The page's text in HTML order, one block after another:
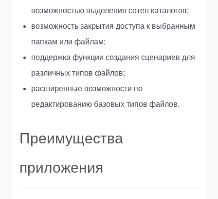
возможностью выделения сотен каталогов;
возможность закрытия доступа к выбранным
папкам или файлам;
поддержка функции создания сценариев для
различных типов файлов;
расширенные возможности по
редактированию базовых типов файлов.
Преимущества
приложения